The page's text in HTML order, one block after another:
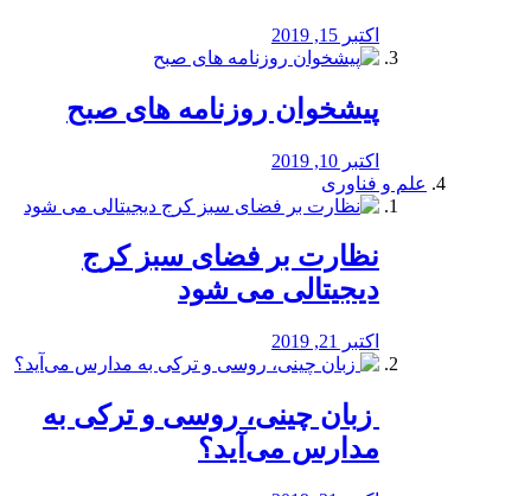
اکتبر 15, 2019
پیشخوان روزنامه های صبح
اکتبر 10, 2019
علم و فناوری
نظارت بر فضای سبز کرج
دیجیتالی می شود
اکتبر 21, 2019
️ زبان چینی، روسی و ترکی به
مدارس می‌آید؟